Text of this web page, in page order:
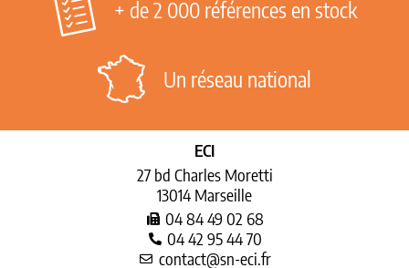
+ de 2 000 références en stock
Un réseau national
ECI
27 bd Charles Moretti
13014 Marseille
04 84 49 02 68
04 42 95 44 70
contact@sn-eci.fr